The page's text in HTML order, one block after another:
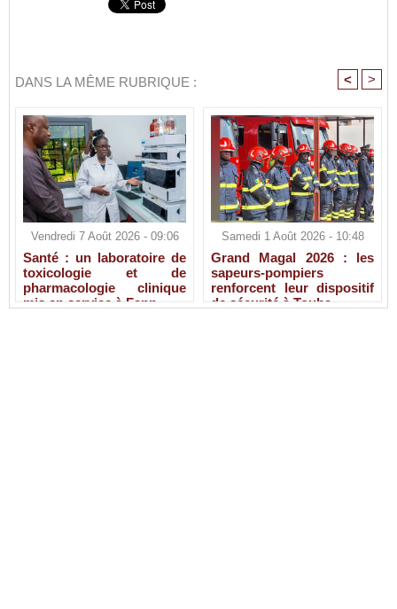
DANS LA MÊME RUBRIQUE : < >
Vendredi 7 Août 2026 - 09:06
Santé : un laboratoire de
toxicologie et de
pharmacologie clinique
mis en service à Fann
Samedi 1 Août 2026 - 10:48
Grand Magal 2026 : les
sapeurs-pompiers
renforcent leur dispositif
de sécurité à Touba